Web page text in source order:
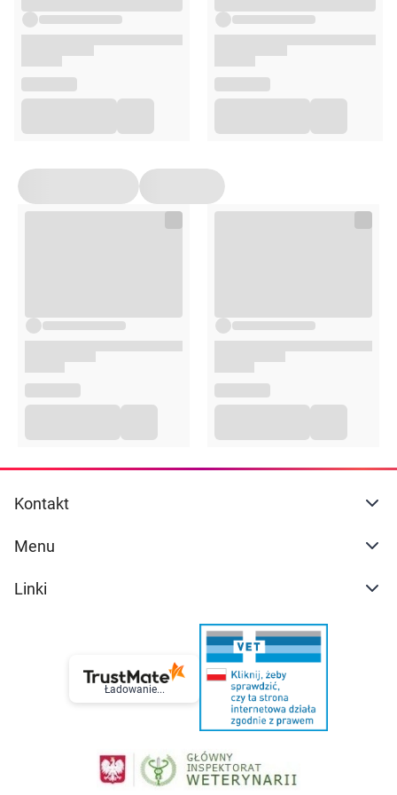
całkowicie wygaszone i bezpiecznie usunięte.
Przechowuj pozostałe patyczki w suchym miejscu do
następnego użycia.
Opakowanie
Kontakt
Menu
Linki
Ładowanie...